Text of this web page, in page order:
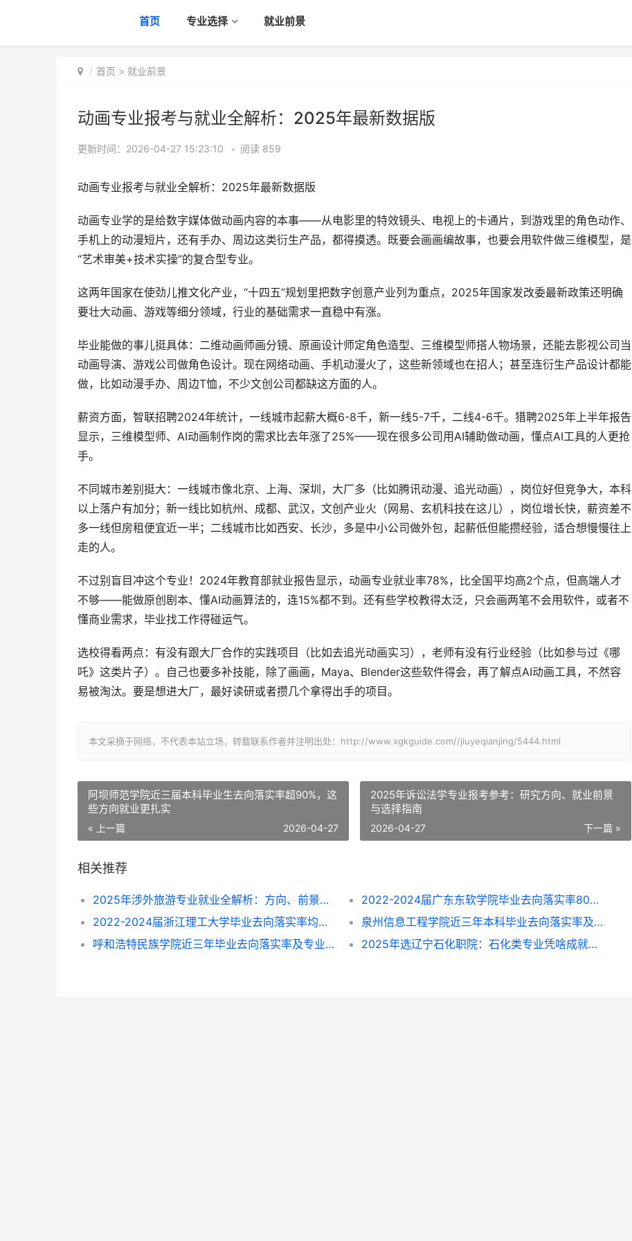
首页 专业选择 就业前景
首页 > 就业前景
动画专业报考与就业全解析：2025年最新数据版
更新时间：2026-04-27 15:23:10 • 阅读 859
动画专业报考与就业全解析：2025年最新数据版
动画专业学的是给数字媒体做动画内容的本事——从电影里的特效镜头、电视上的卡通片，到游戏里的角色动作、
手机上的动漫短片，还有手办、周边这类衍生产品，都得摸透。既要会画画编故事，也要会用软件做三维模型，是
“艺术审美+技术实操”的复合型专业。
这两年国家在使劲儿推文化产业，“十四五”规划里把数字创意产业列为重点，2025年国家发改委最新政策还明确
要壮大动画、游戏等细分领域，行业的基础需求一直稳中有涨。
毕业能做的事儿挺具体：二维动画师画分镜、原画设计师定角色造型、三维模型师搭人物场景，还能去影视公司当
动画导演、游戏公司做角色设计。现在网络动画、手机动漫火了，这些新领域也在招人；甚至连衍生产品设计都能
做，比如动漫手办、周边T恤，不少文创公司都缺这方面的人。
薪资方面，智联招聘2024年统计，一线城市起薪大概6-8千，新一线5-7千，二线4-6千。猎聘2025年上半年报告
显示，三维模型师、AI动画制作岗的需求比去年涨了25%——现在很多公司用AI辅助做动画，懂点AI工具的人更抢
手。
不同城市差别挺大：一线城市像北京、上海、深圳，大厂多（比如腾讯动漫、追光动画），岗位好但竞争大，本科
以上落户有加分；新一线比如杭州、成都、武汉，文创产业火（网易、玄机科技在这儿），岗位增长快，薪资差不
多一线但房租便宜近一半；二线城市比如西安、长沙，多是中小公司做外包，起薪低但能攒经验，适合想慢慢往上
走的人。
不过别盲目冲这个专业！2024年教育部就业报告显示，动画专业就业率78%，比全国平均高2个点，但高端人才
不够——能做原创剧本、懂AI动画算法的，连15%都不到。还有些学校教得太泛，只会画两笔不会用软件，或者不
懂商业需求，毕业找工作得碰运气。
选校得看两点：有没有跟大厂合作的实践项目（比如去追光动画实习），老师有没有行业经验（比如参与过《哪
吒》这类片子）。自己也要多补技能，除了画画，Maya、Blender这些软件得会，再了解点AI动画工具，不然容
易被淘汰。要是想进大厂，最好读研或者攒几个拿得出手的项目。
本文采摘于网络，不代表本站立场，转载联系作者并注明出处：http://www.xgkguide.com//jiuyeqianjing/5444.html
阿坝师范学院近三届本科毕业生去向落实率超90%，这
些方向就业更扎实
« 上一篇 2026-04-27
2025年诉讼法学专业报考参考：研究方向、就业前景
与选择指南
下一篇 »
2026-04-27
相关推荐
2025年涉外旅游专业就业全解析：方向、前景与选择指南
2022-2024届广东东软学院毕业去向落实率80%-87%，这些专业找工作更顺？
2022-2024届浙江理工大学毕业去向落实率均超96%，就业方向与专业选择指南
泉州信息工程学院近三年本科毕业去向落实率及专业就业前景解析（2022-2024）
呼和浩特民族学院近三年毕业去向落实率及专业就业情况解析（2022-2024）
2025年选辽宁石化职院：石化类专业凭啥成就业“香饽饽”？附专业挑拣指南